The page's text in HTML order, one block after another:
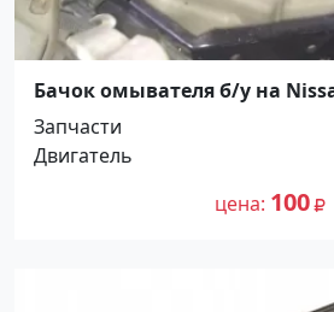
Бачок омывателя б/у на
Краснодар
Запчасти
Двигатель
цена 100